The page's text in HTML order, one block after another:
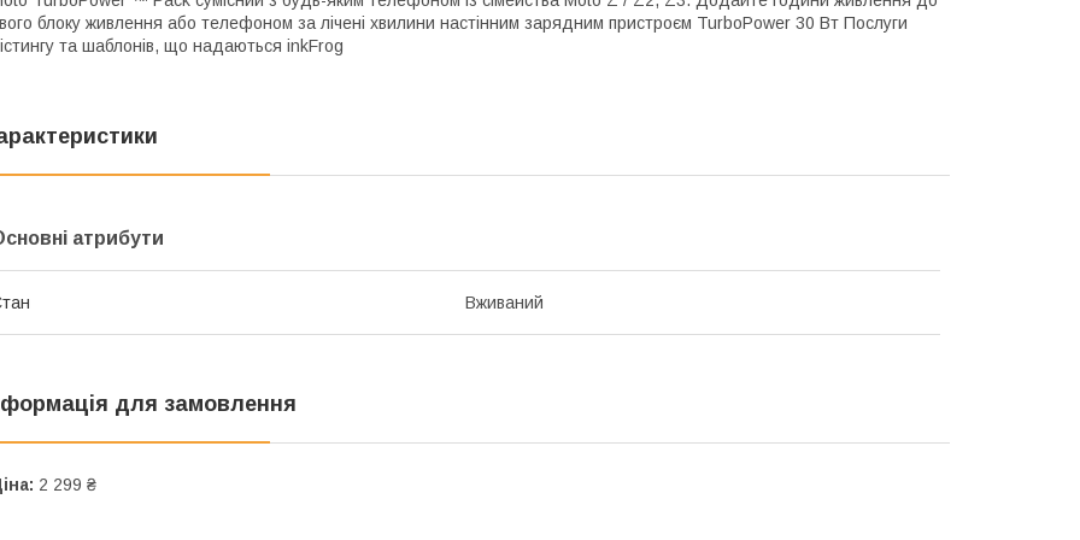
блоку живлення або телефоном за лічені хвилини настінним зарядним пристроєм TurboPower 30 Вт Послуги
та шаблонів, що надаються inkFrog
атрибути
Вживаний
для замовлення
2 299 ₴